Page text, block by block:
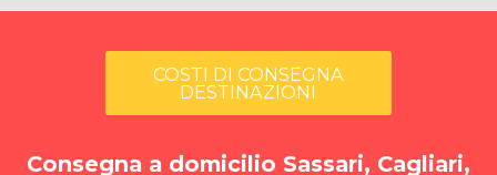
COSTI DI CONSEGNA
DESTINAZIONI
Consegna a domicilio Sassari, Cagliari,